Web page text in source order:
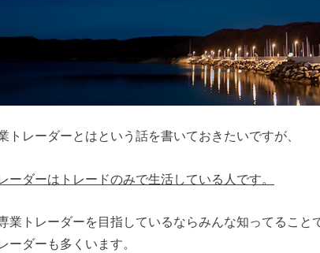
トレーダーとはという話を書いておきたいですが、
ーダーはトレードのみで生活している人です。
業トレーダーを目指しているならみんな知ってること
ーダーも多くいます。